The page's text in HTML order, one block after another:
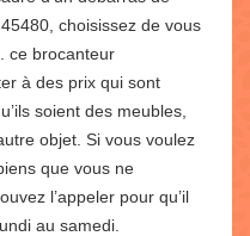
choisissez de vous
ce brocanteur
à des prix qui sont
soient des meubles,
objet. Si vous voulez
que vous ne
l’appeler pour qu’il
au samedi.